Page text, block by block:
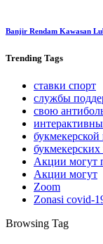
Banjir Rendam Kawasan
Trending Tags
ставки спорт
службы
свою
букмекерских
Акции могут
Акции могут
Zoom
Zonasi covid-
Browsing Tag